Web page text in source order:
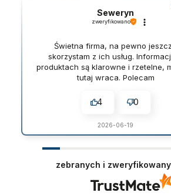
Seweryn
zweryfikowano
Świetna firma, na pewno
skorzystam z ich usług.
produktach są klarowne i rzetelne,
tutaj wraca. Polecam
4 0
2026-06-19
zebranych i